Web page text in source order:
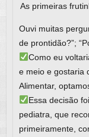
As primeiras
Ouvi muitas
de prontidão?”;
Como eu
e meio e gostaria
Alimentar,
Essa decisão
pediatra, que
primeiramente,